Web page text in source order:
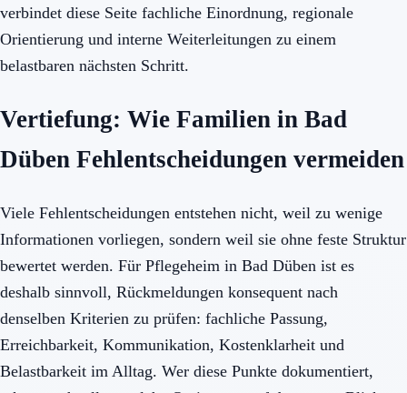
verbindet diese Seite fachliche Einordnung, regionale
Orientierung und interne Weiterleitungen zu einem
belastbaren nächsten Schritt.
Vertiefung: Wie Familien in Bad
Düben Fehlentscheidungen vermeiden
Viele Fehlentscheidungen entstehen nicht, weil zu wenige
Informationen vorliegen, sondern weil sie ohne feste Struktur
bewertet werden. Für Pflegeheim in Bad Düben ist es
deshalb sinnvoll, Rückmeldungen konsequent nach
denselben Kriterien zu prüfen: fachliche Passung,
Erreichbarkeit, Kommunikation, Kostenklarheit und
Belastbarkeit im Alltag. Wer diese Punkte dokumentiert,